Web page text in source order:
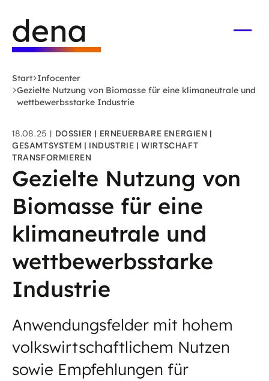
Hauptinhalt
springen
Deutsche
Energie-
Agentur
-
zur
Start Infocenter
Gezielte Nutzung von Biomasse für eine klimaneutrale und
wettbewerbsstarke Industrie
18.08.25 DOSSIER
ERNEUERBARE ENERGIEN
GESAMTSYSTEM
INDUSTRIE
WIRTSCHAFT
TRANSFORMIEREN
Gezielte Nutzung von
Biomasse für eine
klimaneutrale und
wettbewerbsstarke
Industrie
Anwendungsfelder mit hohem
volkswirtschaftlichem Nutzen
sowie Empfehlungen für